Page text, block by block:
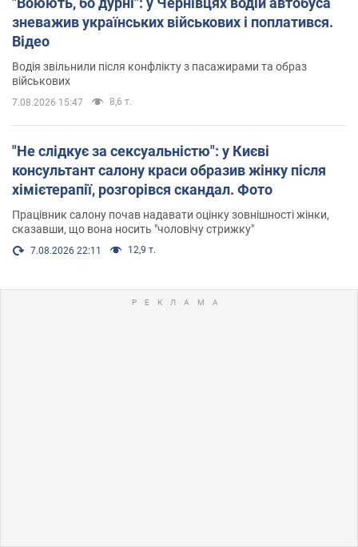
зневажив українських військових і поплатився.
Відео
Водія звільнили після конфлікту з пасажирами та образ
військових
7.08.2026 15:47 8,6 т.
"Не слідкує за сексуальністю": у Києві
консультант салону краси образив жінку після
хімієтерапії, розгорівся скандал. Фото
Працівник салону почав надавати оцінку зовнішності жінки,
сказавши, що вона носить "чоловічу стрижку"
7.08.2026 22:11 12,9 т.